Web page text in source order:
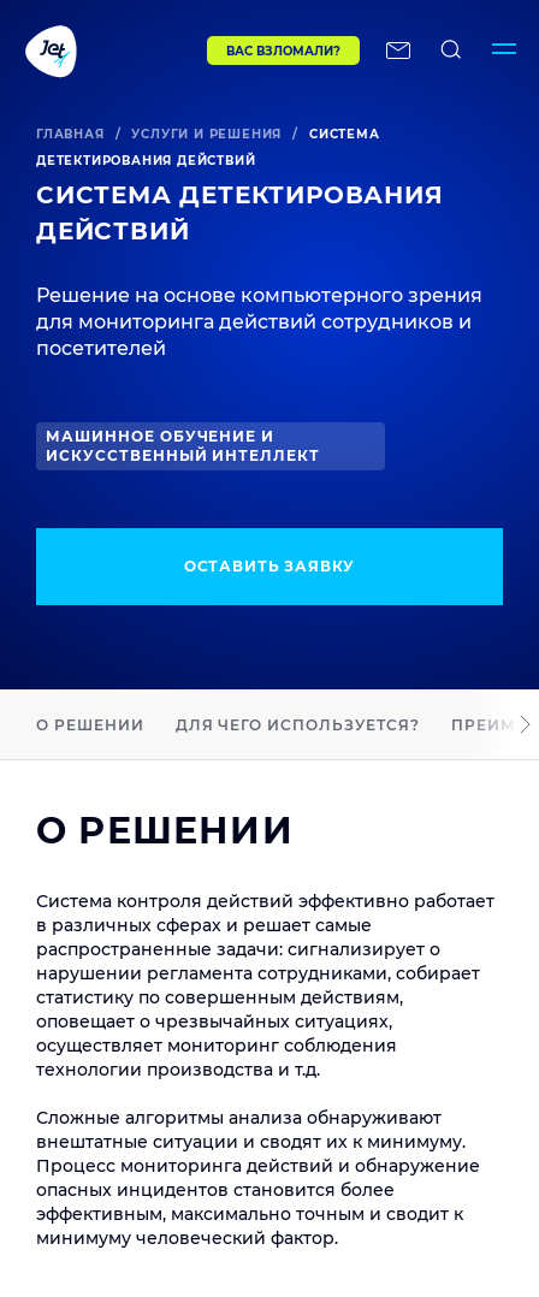
ВАС ВЗЛОМАЛИ?
ГЛАВНАЯ / УСЛУГИ И РЕШЕНИЯ /
СИСТЕМА
ДЕТЕКТИРОВАНИЯ ДЕЙСТВИЙ
СИСТЕМА ДЕТЕКТИРОВАНИЯ
ДЕЙСТВИЙ
Решение на основе компьютерного зрения
для мониторинга действий сотрудников и
посетителей
МАШИННОЕ ОБУЧЕНИЕ И
ИСКУССТВЕННЫЙ ИНТЕЛЛЕКТ
ОСТАВИТЬ ЗАЯВКУ
О РЕШЕНИИ ДЛЯ ЧЕГО ИСПОЛЬЗУЕТСЯ?
О РЕШЕНИИ
Система контроля действий эффективно работает
в различных сферах и решает самые
распространенные задачи: сигнализирует о
нарушении регламента сотрудниками, собирает
статистику по совершенным действиям,
оповещает о чрезвычайных ситуациях,
осуществляет мониторинг соблюдения
технологии производства и т.д.
Сложные алгоритмы анализа обнаруживают
внештатные ситуации и сводят их к минимуму.
Процесс мониторинга действий и обнаружение
опасных инцидентов становится более
эффективным, максимально точным и сводит к
минимуму человеческий фактор.